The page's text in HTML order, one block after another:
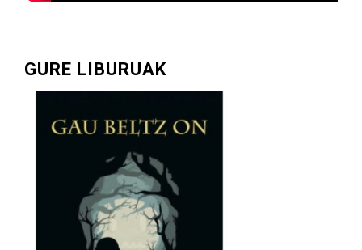
GURE LIBURUAK